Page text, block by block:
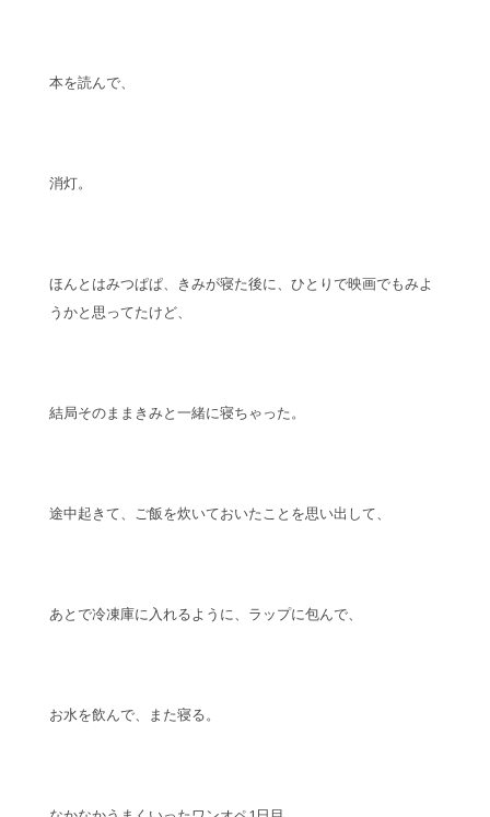
本を読んで、
消灯。
ほんとはみつぱぱ、きみが寝た後に、ひとりで映画でもみよ
うかと思ってたけど、
結局そのままきみと一緒に寝ちゃった。
途中起きて、ご飯を炊いておいたことを思い出して、
あとで冷凍庫に入れるように、ラップに包んで、
お水を飲んで、また寝る。